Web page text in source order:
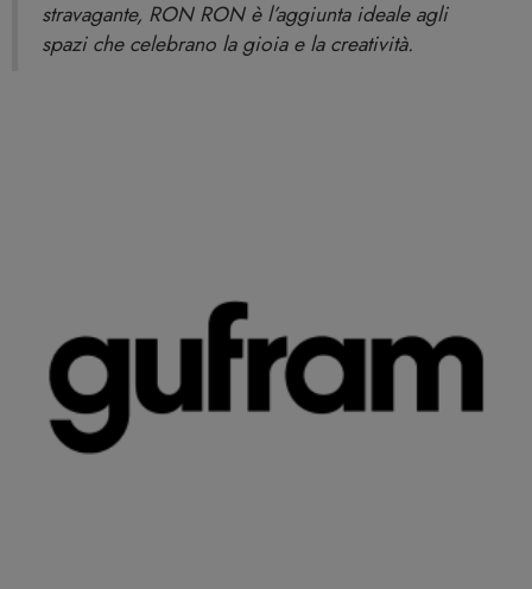
stravagante, RON RON è l’aggiunta ideale agli
spazi che celebrano la gioia e la creatività.